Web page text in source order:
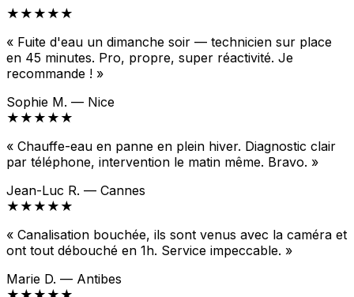
★★★★★
« Fuite d'eau un dimanche soir — technicien sur place
en 45 minutes. Pro, propre, super réactivité. Je
recommande ! »
Sophie M. — Nice
★★★★★
« Chauffe-eau en panne en plein hiver. Diagnostic clair
par téléphone, intervention le matin même. Bravo. »
Jean-Luc R. — Cannes
★★★★★
« Canalisation bouchée, ils sont venus avec la caméra et
ont tout débouché en 1h. Service impeccable. »
Marie D. — Antibes